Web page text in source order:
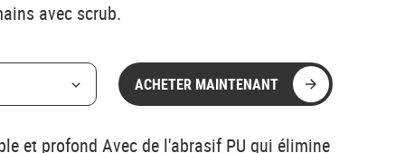
avec scrub.
ACHETER MAINTENANT
et profond Avec de l'abrasif PU qui élimine